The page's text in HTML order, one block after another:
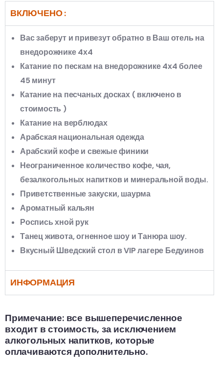
ВКЛЮЧЕНО :
Вас заберут и привезут обратно в Ваш отель на
внедорожнике 4х4
Катание по пескам на внедорожнике 4х4 более
45 минут
Катание на песчаных досках ( включено в
стоимость )
Катание на верблюдах
Арабская национальная одежда
Арабский кофе и свежые финики
Неограниченное количество кофе, чая,
безалкогольных напитков и минеральной воды.
Приветственные закуски, шаурма
Ароматный кальян
Роспись хной рук
Танец живота, огненное шоу и Танюра шоу.
Вкусный Шведский стол в VIP лагере Бедуинов
ИНФОРМАЦИЯ
Примечание: все вышеперечисленное
входит в стоимость, за исключением
алкогольных напитков, которые
оплачиваются дополнительно.